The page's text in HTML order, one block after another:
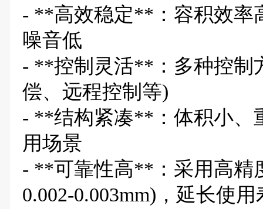
- **高效稳定**：容积效率
噪音低
- **控制灵活**：多种控制
偿、远程控制等)
- **结构紧凑**：体积小、
用场景
- **可靠性高**：采用高精
0.002-0.003mm)，延长使用